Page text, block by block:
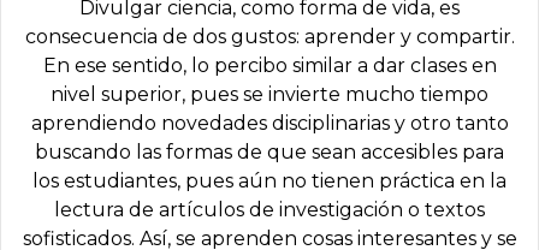
Divulgar ciencia, como forma de vida, es
consecuencia de dos gustos: aprender y compartir.
En ese sentido, lo percibo similar a dar clases en
nivel superior, pues se invierte mucho tiempo
aprendiendo novedades disciplinarias y otro tanto
buscando las formas de que sean accesibles para
los estudiantes, pues aún no tienen práctica en la
lectura de artículos de investigación o textos
sofisticados. Así, se aprenden cosas interesantes y se